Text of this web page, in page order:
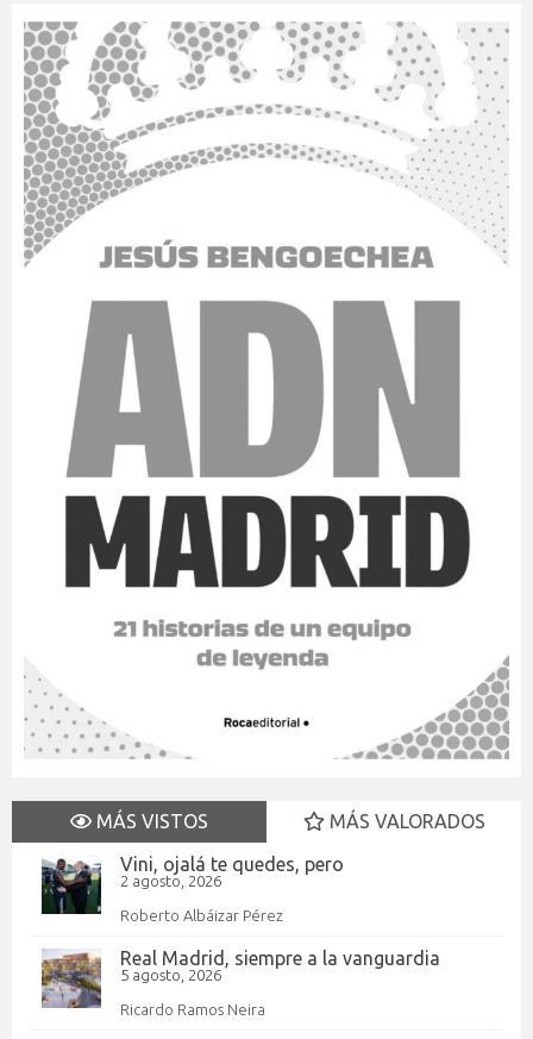
MÁS VISTOS
MÁS VALORADOS
Vini, ojalá te quedes, pero
2 agosto, 2026
Roberto Albáizar Pérez
Real Madrid, siempre a la vanguardia
5 agosto, 2026
Ricardo Ramos Neira